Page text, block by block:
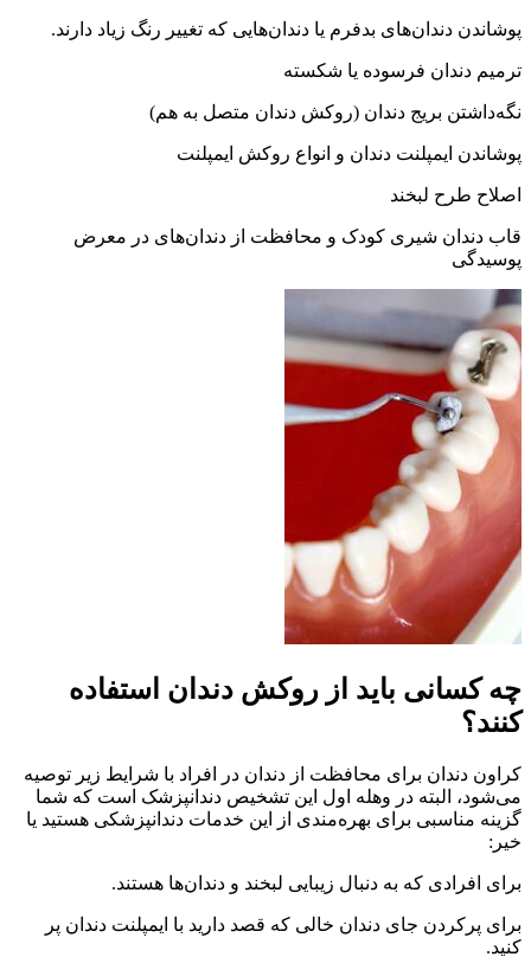
پوشاندن دندان‌های بدفرم یا دندان‌هایی که تغییر رنگ زیاد دارند.
ترمیم دندان فرسوده یا شکسته
نگه‌داشتن بریج دندان (روکش دندان متصل به هم)
پوشاندن ایمپلنت دندان و انواع روکش ایمپلنت
اصلاح طرح لبخند
قاب دندان شیری کودک و محافظت از دندان‌های در معرض
پوسیدگی
چه کسانی باید از روکش دندان استفاده
کنند؟
کراون دندان برای محافظت از دندان در افراد با شرایط زیر توصیه
می‌شود، البته در وهله اول این تشخیص دندانپزشک است که شما
گزینه مناسبی برای بهره‌مندی از این خدمات دندانپزشکی هستید یا
خیر:
برای افرادی که به دنبال زیبایی لبخند و دندان‌ها هستند.
برای پرکردن جای دندان خالی که قصد دارید با ایمپلنت دندان پر
کنید.